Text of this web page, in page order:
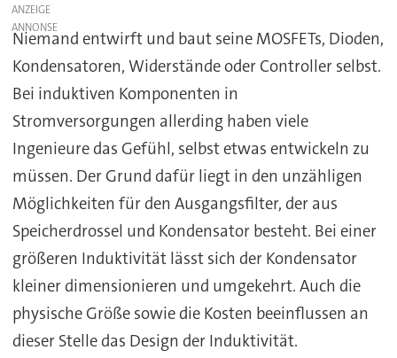
ANZEIGE
Niemand entwirft und baut seine MOSFETs, Dioden,
Kondensatoren, Widerstände oder Controller selbst.
Bei induktiven Komponenten in
Stromversorgungen allerding haben viele
Ingenieure das Gefühl, selbst etwas entwickeln zu
müssen. Der Grund dafür liegt in den unzähligen
Möglichkeiten für den Ausgangsfilter, der aus
Speicherdrossel und Kondensator besteht. Bei einer
größeren Induktivität lässt sich der Kondensator
kleiner dimensionieren und umgekehrt. Auch die
physische Größe sowie die Kosten beeinflussen an
dieser Stelle das Design der Induktivität.